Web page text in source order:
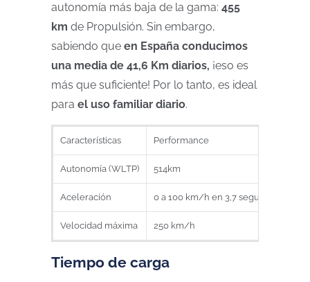
autonomía más baja de la gama: 455
km de Propulsión. Sin embargo,
sabiendo que en España conducimos
una media de 41,6 Km diarios, ¡eso es
más que suficiente! Por lo tanto, es ideal
para el uso familiar diario.
Características Performance
Autonomía (WLTP) 514km
Aceleración 0 a 100 km/h en 3,7 segundos
Velocidad máxima 250 km/h
Tiempo de carga